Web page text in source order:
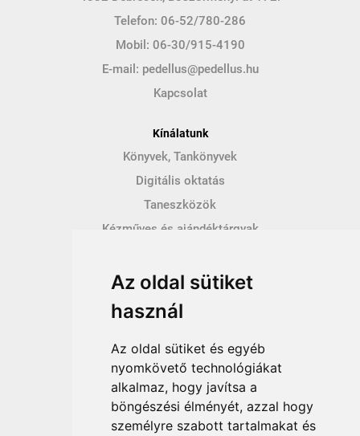
Az oldal sütiket
használ
Az oldal sütiket és egyéb
nyomkövető technológiákat
alkalmaz, hogy javítsa a
böngészési élményét, azzal hogy
személyre szabott tartalmakat és
Telefon: 06-52/780-286
Mobil: 06-30/915-4190
E-mail: pedellus@pedellus.hu
Kapcsolat
Kínálatunk
Könyvek, Tankönyvek
Digitális oktatás
Taneszközök
Kézműves és ajándéktárgyak
Így vásárolhatsz
Vásárlás menete
Vásárlási feltételek
Fizetési feltételek
Szállítási feltételek
Adatvédelem